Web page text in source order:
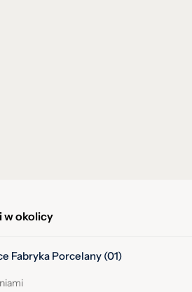
w okolicy
Fabryka Porcelany (01)